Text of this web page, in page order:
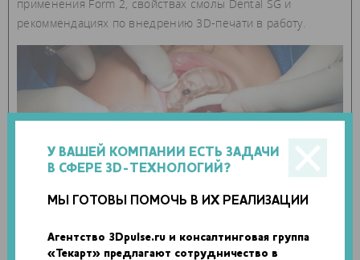
У ВАШЕЙ КОМПАНИИ ЕСТЬ ЗАДАЧИ
В СФЕРЕ 3D-ТЕХНОЛОГИЙ?
МЫ ГОТОВЫ ПОМОЧЬ В ИХ РЕАЛИЗАЦИИ
Агентство 3Dpulse.ru и консалтинговая группа
«Текарт» предлагают сотрудничество в
применения Form 2, свойствах смолы Dental SG и
рекоммендациях по внедрению 3D-печати в работу.
Для желающих пройти практическое обучение по
применению Dental SG и 3D-принтера Form 2 доктор